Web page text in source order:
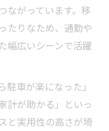
ながっています。移
たりなため、通勤や
幅広いシーンで活躍
車が楽になった」
計が助かる」といっ
と実用性の高さが埼